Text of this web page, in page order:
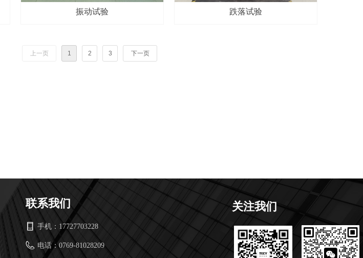
振动试验 跌落试验
上一页 1 2 3 下一页
手机： 17727703228
电话：0769-81028209
联系我们 关注我们